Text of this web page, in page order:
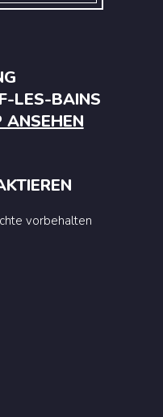
LES-BAINS
vorbehalten